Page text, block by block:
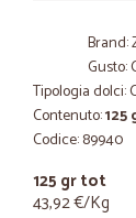
Brand:
Gusto:
Tipologia dolci:
Contenuto:
Codice: 89940
125 gr tot
43,92 €/Kg